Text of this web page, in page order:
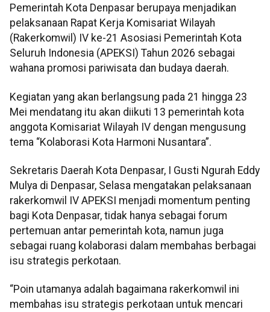
Pemerintah Kota Denpasar berupaya menjadikan
pelaksanaan Rapat Kerja Komisariat Wilayah
(Rakerkomwil) IV ke-21 Asosiasi Pemerintah Kota
Seluruh Indonesia (APEKSI) Tahun 2026 sebagai
wahana promosi pariwisata dan budaya daerah.
Kegiatan yang akan berlangsung pada 21 hingga 23
Mei mendatang itu akan diikuti 13 pemerintah kota
anggota Komisariat Wilayah IV dengan mengusung
tema “Kolaborasi Kota Harmoni Nusantara”.
Sekretaris Daerah Kota Denpasar, I Gusti Ngurah Eddy
Mulya di Denpasar, Selasa mengatakan pelaksanaan
rakerkomwil IV APEKSI menjadi momentum penting
bagi Kota Denpasar, tidak hanya sebagai forum
pertemuan antar pemerintah kota, namun juga
sebagai ruang kolaborasi dalam membahas berbagai
isu strategis perkotaan.
“Poin utamanya adalah bagaimana rakerkomwil ini
membahas isu strategis perkotaan untuk mencari